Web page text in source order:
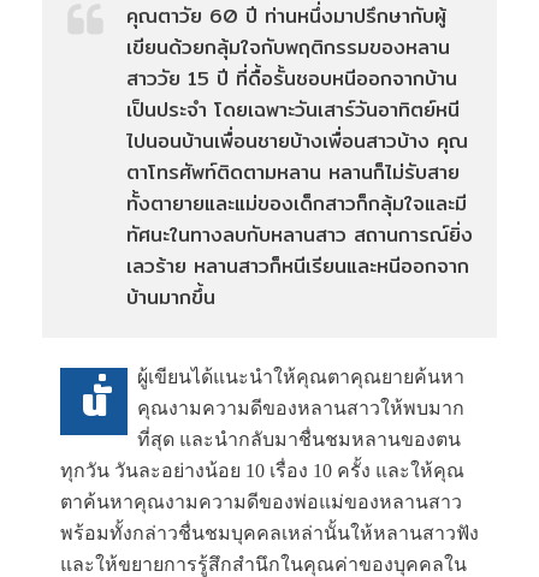
คุณตาวัย 60 ปี ท่านหนึ่งมาปรึกษากับผู้
เขียนด้วยกลุ้มใจกับพฤติกรรมของหลาน
สาววัย 15 ปี ที่ดื้อรั้นชอบหนีออกจากบ้าน
เป็นประจำ โดยเฉพาะวันเสาร์วันอาทิตย์หนี
ไปนอนบ้านเพื่อนชายบ้างเพื่อนสาวบ้าง คุณ
ตาโทรศัพท์ติดตามหลาน หลานก็ไม่รับสาย
ทั้งตายายและแม่ของเด็กสาวก็กลุ้มใจและมี
ทัศนะในทางลบกับหลานสาว สถานการณ์ยิ่ง
เลวร้าย หลานสาวก็หนีเรียนและหนีออกจาก
บ้านมากขึ้น
นั่
ผู้เขียนได้แนะนำให้คุณตาคุณยายค้นหา
คุณงามความดีของหลานสาวให้พบมาก
ที่สุด และนำกลับมาชื่นชมหลานของตน
ทุกวัน วันละอย่างน้อย 10 เรื่อง 10 ครั้ง และให้คุณ
ตาค้นหาคุณงามความดีของพ่อแม่ของหลานสาว
พร้อมทั้งกล่าวชื่นชมบุคคลเหล่านั้นให้หลานสาวฟัง
และให้ขยายการรู้สึกสำนึกในคุณค่าของบุคคลใน